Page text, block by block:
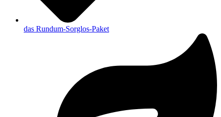
das Rundum-Sorglos-Paket